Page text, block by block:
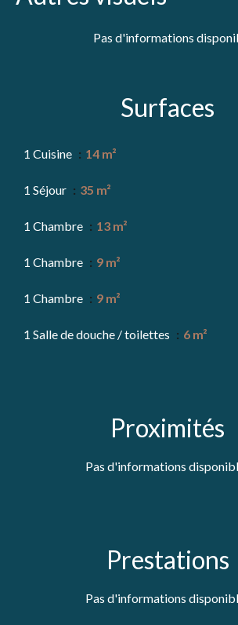
Pas d'informations
Surfaces
1 Cuisine 14 m²
1 Séjour 35 m²
1 Chambre 13 m²
1 Chambre 9 m²
1 Chambre 9 m²
1 Salle de douche / toilettes 6 m²
Proximités
Pas d'informations
Prestations
Pas d'informations